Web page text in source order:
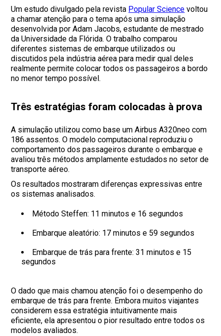
Um estudo divulgado pela revista Popular Science voltou
a chamar atenção para o tema após uma simulação
desenvolvida por Adam Jacobs, estudante de mestrado
da Universidade da Flórida. O trabalho comparou
diferentes sistemas de embarque utilizados ou
discutidos pela indústria aérea para medir qual deles
realmente permite colocar todos os passageiros a bordo
no menor tempo possível.
Três estratégias foram colocadas à prova
A simulação utilizou como base um Airbus A320neo com
186 assentos. O modelo computacional reproduziu o
comportamento dos passageiros durante o embarque e
avaliou três métodos amplamente estudados no setor de
transporte aéreo.
Os resultados mostraram diferenças expressivas entre
os sistemas analisados.
Método Steffen: 11 minutos e 16 segundos
Embarque aleatório: 17 minutos e 59 segundos
Embarque de trás para frente: 31 minutos e 15
segundos
O dado que mais chamou atenção foi o desempenho do
embarque de trás para frente. Embora muitos viajantes
considerem essa estratégia intuitivamente mais
eficiente, ela apresentou o pior resultado entre todos os
modelos avaliados.